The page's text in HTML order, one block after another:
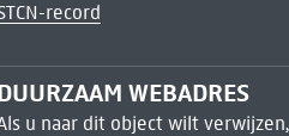
record
WEBADRES
u naar dit object wilt